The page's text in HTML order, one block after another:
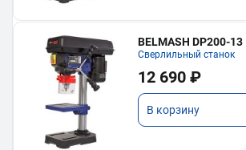
BELMASH DP200-13
Сверлильный станок
12 690 ₽
В корзину